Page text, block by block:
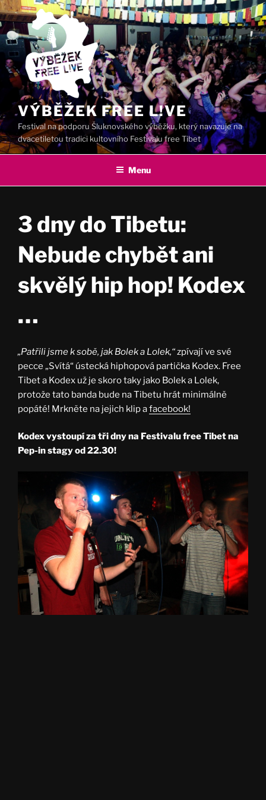
Přejít
k
obsahu
webu
VÝBĚŽEK FREE L!VE
Festival na podporu Šluknovského výběžku, který navazuje na
dvacetiletou tradici kultovního Festivalu free Tibet
Menu
3 dny do Tibetu:
Nebude chybět ani
skvělý hip hop! Kodex
…
„Patřili jsme k sobě, jak Bolek a Lolek,“zpívají ve své
pecce „Svítá“ ústecká hiphopová partička Kodex. Free
Tibet a Kodex už je skoro taky jako Bolek a Lolek,
protože tato banda bude na Tibetu hrát minimálně
popáté! Mrkněte na jejich klip afacebook!
Kodex vystoupí za tři dny na Festivalu free Tibet na
Pep-in stagy od 22.30!